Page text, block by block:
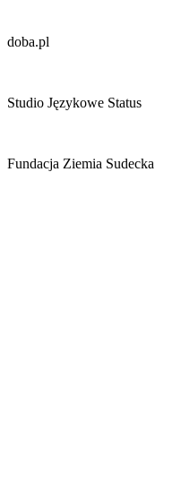
doba.pl
Studio Językowe Status
Fundacja Ziemia Sudecka